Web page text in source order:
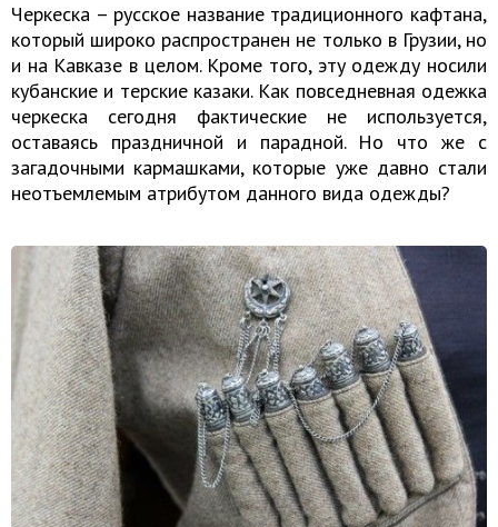
Черкеска – русское название традиционного кафтана,
который широко распространен не только в Грузии, но
и на Кавказе в целом. Кроме того, эту одежду носили
кубанские и терские казаки. Как повседневная одежка
черкеска сегодня фактические не используется,
оставаясь праздничной и парадной. Но что же с
загадочными кармашками, которые уже давно стали
неотъемлемым атрибутом данного вида одежды?